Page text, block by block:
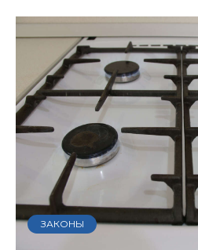
ЗАКОНЫ